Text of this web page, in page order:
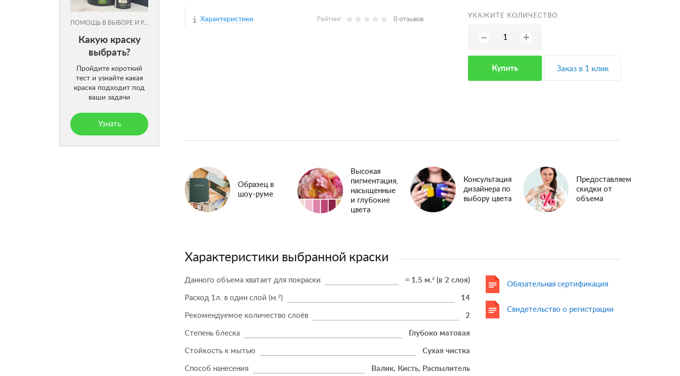
ПОМОЩЬ В ВЫБОРЕ И РАСЧЕТЕ
Какую краску
выбрать?
Пройдите короткий
тест и узнайте какая
краска подходит под
ваши задачи
Узнать
Характеристики Рейтинг: 0 отзывов
УКАЖИТЕ КОЛИЧЕСТВО
− +
Купить Заказ в 1 клик
Образец в
шоу-руме
Высокая
пигментация,
насыщенные
и глубокие
цвета
Консультация
дизайнера по
выбору цвета
Предоставляем
скидки от
объема
Характеристики выбранной краски
Данного объема хватает для покраски ≈ 1.5 м.² (в 2 слоя)
Расход 1л. в один слой (м.²) 14
Рекомендуемое количество слоёв 2
Степень блеска Глубоко матовая
Стойкость к мытью Сухая чистка
Способ нанесения Валик, Кисть, Распылитель
Обязательная сертификация
Свидетельство о регистрации